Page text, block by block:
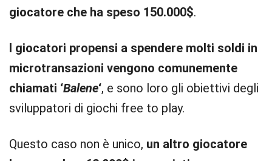
giocatore che ha speso 150.000$.
I giocatori propensi a spendere molti soldi in
microtransazioni vengono comunemente
chiamati ‘Balene‘, e sono loro gli obiettivi degli
sviluppatori di giochi free to play.
Questo caso non è unico, un altro giocatore